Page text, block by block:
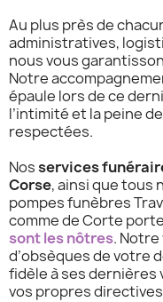
Au plus près de
administratives,
nous vous
Notre
épaule lors de ce
l’intimité et la peine
respectées.
Nosservices
Corse, ainsi que tous
pompes funèbres
comme de Corte
sont les nôtres.
d’obsèques de votre
fidèle à ses dernières
vos propres